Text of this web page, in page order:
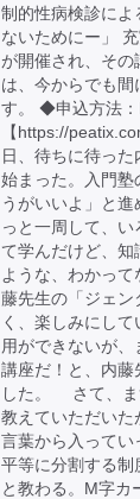
制的性病検診に
ないためにー」
が開催され、そ
は、今からでも間
す。 ◆申込方法：
【https://
日、待ちに待っ
始まった。入門塾
うがいいよ」と
っと一周して、
て学んだけど、
ような、わかっ
藤先生の「ジェン
く、楽しみにし
用ができないが
講座だ！と、内藤
した。 さて、ま
教えていただいた
言葉から入ってい
平等に分割する制
と教わる。M字カ